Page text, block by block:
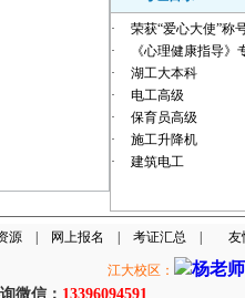
·
荣获“爱心大使”称
·
《心理健康指导》
·
湖工大本科
·
电工高级
·
保育员高级
·
施工升降机
·
建筑电工
源| 网上报名 考证汇总 友
江大校区：
微信： 13396094591